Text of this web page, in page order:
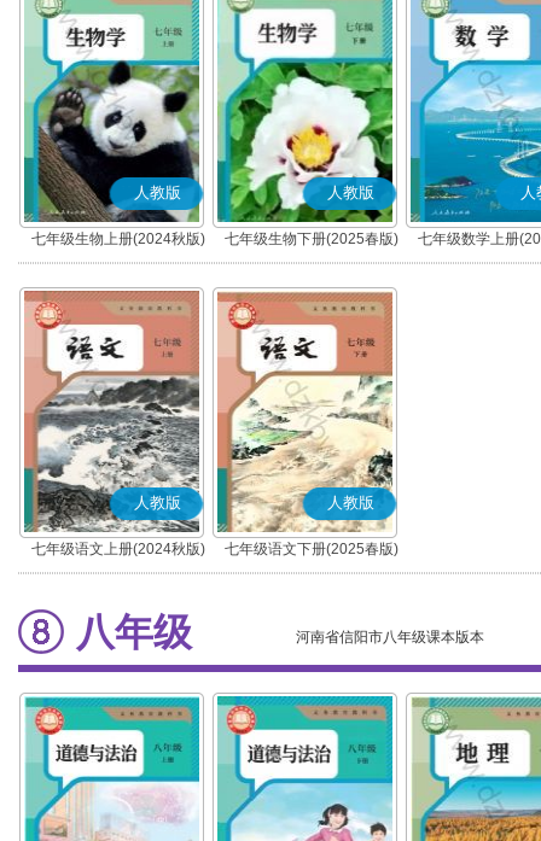
人教版
七年级生物上册(2024秋版)
人教版
七年级生物下册(2025春版)
人
七年级数学上册
人教版
七年级语文上册(2024秋版)
(部编版)
人教版
七年级语文下册(2025春版)
(部编版)
八年级 河南省信阳市八年级课本版本